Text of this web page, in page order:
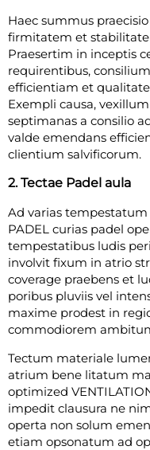
Haec summus
firmitatem et
Praesertim in inceptis
requirentibus,
efficientiam et
Exempli causa,
septimanas a consilio
valde emendans
clientium salvificorum.
2. Tectae Padel aula
Ad varias tempestatum
PADEL curias padel
tempestatibus ludis
involvit fixum in atrio
coverage praebens et
poribus pluviis vel
maxime prodest in
commodiorem
Tectum materiale
atrium bene litatum
optimized
impedit clausura ne
operta non solum
etiam opsonatum ad